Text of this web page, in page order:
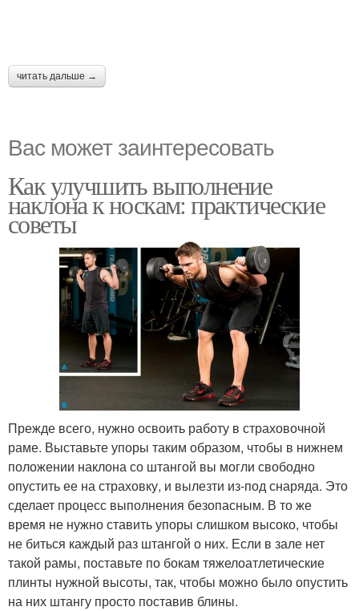
читать дальше →
Вас может заинтересовать
Как улучшить выполнение
наклона к носкам: практические
советы
Прежде всего, нужно освоить работу в страховочной
раме. Выставьте упоры таким образом, чтобы в нижнем
положении наклона со штангой вы могли свободно
опустить ее на страховку, и вылезти из-под снаряда. Это
сделает процесс выполнения безопасным. В то же
время не нужно ставить упоры слишком высоко, чтобы
не биться каждый раз штангой о них. Если в зале нет
такой рамы, поставьте по бокам тяжелоатлетические
плинты нужной высоты, так, чтобы можно было опустить
на них штангу просто поставив блины.